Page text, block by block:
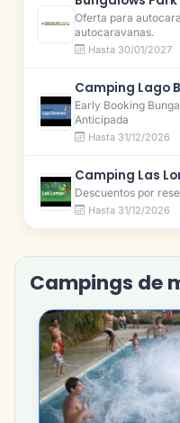
Oferta para
autocaravanas.
Hasta 30/01/2027
Camping Lago
Early Booking
Anticipada
Hasta 31/12/2026
Camping Las
Descuentos por
Hasta 31/12/2026
Campings de